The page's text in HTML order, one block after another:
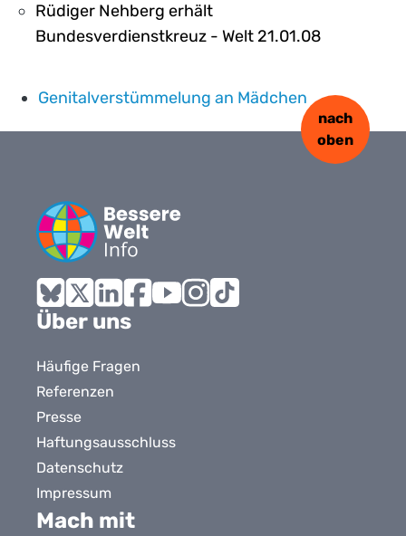
Rüdiger Nehberg erhält
Bundesverdienstkreuz - Welt 21.01.08
Genitalverstümmelung an Mädchen
Bluesky
X LinkedInFacebook
nach
oben
Über uns
Häufige Fragen
Referenzen
Presse
Haftungsausschluss
Datenschutz
Impressum
Mach mit